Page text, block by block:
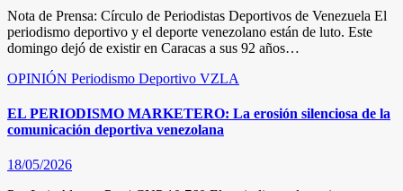
Nota de Prensa: Círculo de Periodistas Deportivos de Venezuela El
periodismo deportivo y el deporte venezolano están de luto. Este
domingo dejó de existir en Caracas a sus 92 años…
OPINIÓN Periodismo Deportivo VZLA
EL PERIODISMO MARKETERO: La erosión silenciosa de la
comunicación deportiva venezolana
18/05/2026